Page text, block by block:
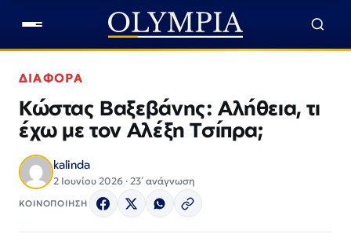
ΔΙΑΦΟΡΑ
Κώστας Βαξεβάνης: Αλήθεια, τι
έχω με τον Αλέξη Τσίπρα;
kalinda
2 Ιουνίου 2026 · 23΄ ανάγνωση
ΚΟΙΝΟΠΟΙΗΣΗ